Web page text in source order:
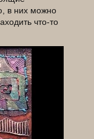
в них можно
что-то